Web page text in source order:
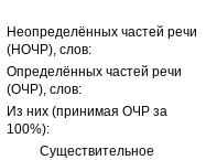
Неопределённых частей речи
(НОЧР), слов:
Определённых частей речи
(ОЧР), слов:
Из них (принимая ОЧР за
100%):
Существительное